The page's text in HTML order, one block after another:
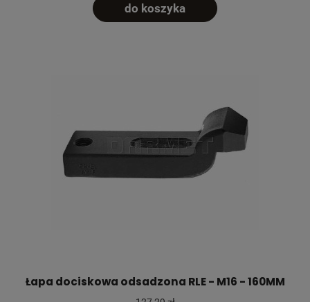
do koszyka
Łapa dociskowa odsadzona RLE - M16 - 160MM